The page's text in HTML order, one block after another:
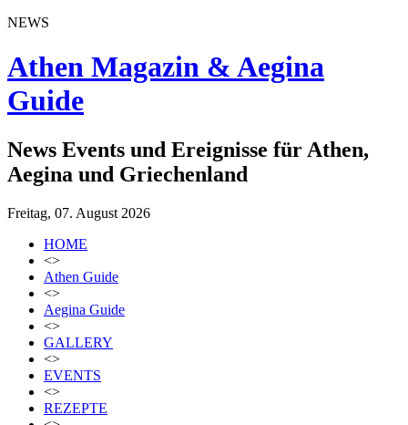
NEWS
Athen Magazin & Aegina
Guide
News Events und Ereignisse für Athen,
Aegina und Griechenland
Freitag, 07. August 2026
HOME
<>
Athen Guide
<>
Aegina Guide
<>
GALLERY
<>
EVENTS
<>
REZEPTE